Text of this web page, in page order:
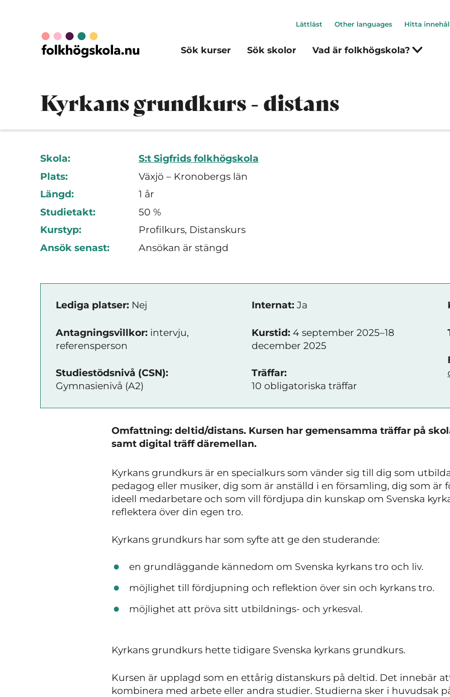
Sök kurser Sök skolor Vad är folkhögskola?
Lättläst Other languages Hitta
Kyrkans grundkurs - distans
Skola:
S:t Sigfrids folkhögskola
Plats:
Växjö – Kronobergs län
Längd:
1 år
Studietakt:
50 %
Kurstyp:
Profilkurs, Distanskurs
Ansök senast:
Ansökan är stängd
Lediga platser: Nej
Antagningsvillkor: intervju,
referensperson
Studiestödsnivå (CSN):
Gymnasienivå (A2)
Internat: Ja
Kurstid: 4 september 2025–18
december 2025
Träffar:
10 obligatoriska träffar
Omfattning: deltid/distans. Kursen har gemensamma träffar på
samt digital träff däremellan.
Kyrkans grundkurs är en specialkurs som vänder sig till dig som
pedagog eller musiker, dig som är anställd i en församling, dig som är
ideell medarbetare och som vill fördjupa din kunskap om Svenska
reflektera över din egen tro.
Kyrkans grundkurs har som syfte att ge den studerande:
en grundläggande kännedom om Svenska kyrkans tro och liv.
möjlighet till fördjupning och reflektion över sin och kyrkans tro.
möjlighet att pröva sitt utbildnings- och yrkesval.
Kyrkans grundkurs hette tidigare Svenska kyrkans grundkurs.
Kursen är upplagd som en ettårig distanskurs på deltid. Det innebär
kombinera med arbete eller andra studier. Studierna sker i huvudsak